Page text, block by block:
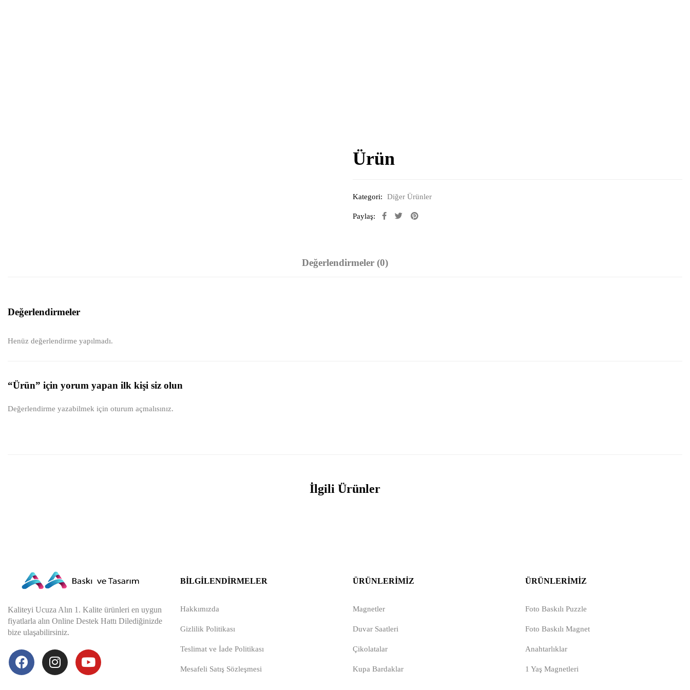
Ürün
Kategori: Diğer Ürünler
Paylaş:
Değerlendirmeler (0)
Değerlendirmeler
Henüz değerlendirme yapılmadı.
“Ürün” için yorum yapan ilk kişi siz olun
Değerlendirme yazabilmek için oturum açmalısınız.
İlgili Ürünler
Kaliteyi Ucuza Alın 1. Kalite ürünleri en uygun
fiyatlarla alın Online Destek Hattı Dilediğinizde
bize ulaşabilirsiniz.
BILGILENDIRMELER
Hakkımızda
Gizlilik Politikası
Teslimat ve İade Politikası
Mesafeli Satış Sözleşmesi
ÜRÜNLERIMIZ
Magnetler
Duvar Saatleri
Çikolatalar
Kupa Bardaklar
ÜRÜNLERIMIZ
Foto Baskılı Puzzle
Foto Baskılı Magnet
Anahtarlıklar
1 Yaş Magnetleri